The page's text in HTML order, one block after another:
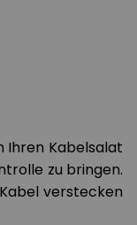
Ihren Kabelsalat
zu bringen.
verstecken